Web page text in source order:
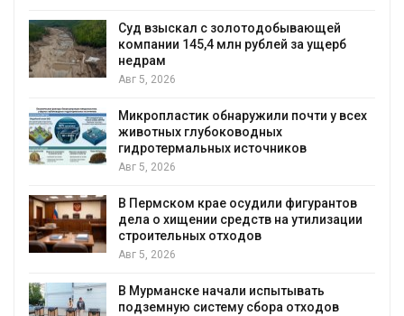
Суд взыскал с золотодобывающей
компании 145,4 млн рублей за ущерб
недрам
Авг 5, 2026
Микропластик обнаружили почти у всех
животных глубоководных
гидротермальных источников
Авг 5, 2026
В Пермском крае осудили фигурантов
дела о хищении средств на утилизации
строительных отходов
Авг 5, 2026
В Мурманске начали испытывать
подземную систему сбора отходов